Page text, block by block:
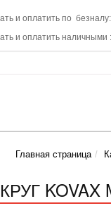
и оплатить по
и оплатить наличными
Главная страница
КРУГ